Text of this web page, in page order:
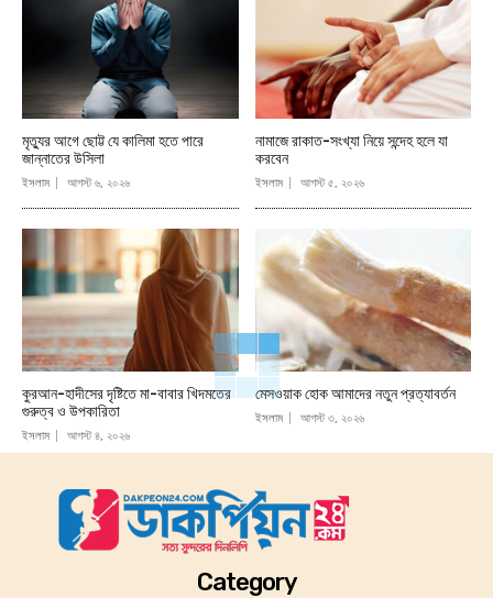
মৃত্যুর আগে ছোট্ট যে কালিমা হতে পারে
জান্নাতের উসিলা
ইসলাম আগস্ট ৬, ২০২৬
নামাজে রাকাত-সংখ্যা নিয়ে সন্দেহ হলে যা
করবেন
ইসলাম আগস্ট ৫, ২০২৬
কুরআন-হাদীসের দৃষ্টিতে মা-বাবার খিদমতের
গুরুত্ব ও উপকারিতা
ইসলাম আগস্ট ৪, ২০২৬
মেসওয়াক হোক আমাদের নতুন প্রত্যাবর্তন
ইসলাম আগস্ট ৩, ২০২৬
Category